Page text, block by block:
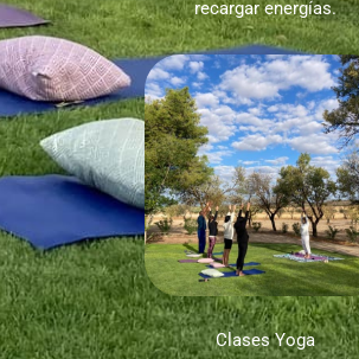
recargar energías.
Clases Yoga​